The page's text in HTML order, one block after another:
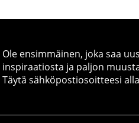
Ole ensimmäinen, joka saa
inspiraatiosta ja paljon
Täytä sähköpostiosoitteesi